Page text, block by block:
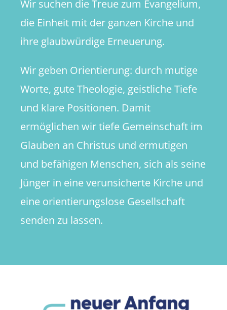
Wir suchen die Treue zum Evangelium,
die Einheit mit der ganzen Kirche und
ihre glaubwürdige Erneuerung.
Wir geben Orientierung: durch mutige
Worte, gute Theologie, geistliche Tiefe
und klare Positionen. Damit
ermöglichen wir tiefe Gemeinschaft im
Glauben an Christus und ermutigen
und befähigen Menschen, sich als seine
Jünger in eine verunsicherte Kirche und
eine orientierungslose Gesellschaft
senden zu lassen.